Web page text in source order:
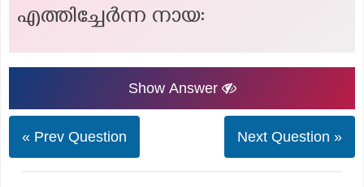
എത്തിച്ചേർന്ന നായ:
Show Answer
« Prev Question Next Question »